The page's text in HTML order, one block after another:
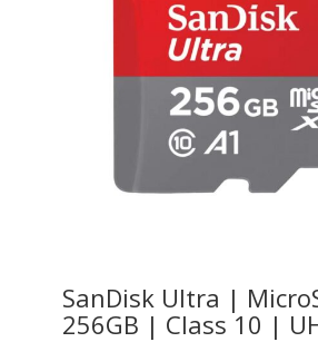
SanDisk Ultra |
256GB | Class 10 |